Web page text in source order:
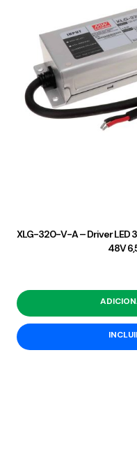
XLG-320-V-A – Driver LED
48V